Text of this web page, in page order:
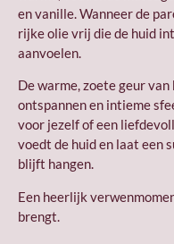
en vanille. Wanneer de
rijke olie vrij die de huid
aanvoelen.
De warme, zoete geur
ontspannen en intieme
voor jezelf of een
voedt de huid en laat een
blijft hangen.
Een heerlijk
brengt.